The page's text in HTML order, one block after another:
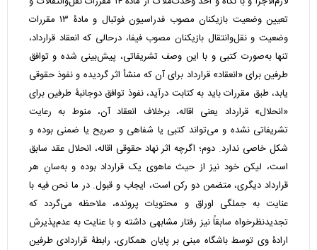
تعیین وضعیت بازیکنان مصوب فدراسیون فوتبال و مادۀ ۱۳ مقررات
وضعیت و نقل‌وانتقال بازیکنان مصوب فیفا، درحالی که انعقاد قرارداد،
تنها به‌صورت کتبی و با این وصف تشریفاتی، پیش‌بینی شده و توافق
طرفین برای «انعقاد» قرارداد برای آن که منشأ اثر گردیده و نفوذ حقوقی
یابد، طبق مقررات باید به کتابت درآید، نفوذ توافق دوجانبۀ طرفین برای
«انحلال» قرارداد یعنی اقاله، برخلاف انعقاد آن، منوط به رعایت
تشریفاتی نشده و می‌تواند کتبی یا شفاهی و صریح یا ضمنی بوده و
شکل خاصی ندارد. دوم؛ اگرچه اثر نهاد حقوقی اقاله، انحلال عقد سابق
است، لیکن خود نیز از حیث ماهوی یک قرارداد بوده و به‌سانِ هر
قرارداد دیگری، متضمن دو رکن است، ایجاب و قبول. در ما نحن فیه با
عنایت به جملگی اوراق و محتویات پرونده، ملاحظه می‌گردد که
تجدیدنظرخواه سابقاً نیز رفتار مشابهی داشته و با عنایت به عدم‌پذیرش
ارادۀ وی توسط باشگاه مبنی بر پایان همکاری، رابطۀ قراردادی طرفین